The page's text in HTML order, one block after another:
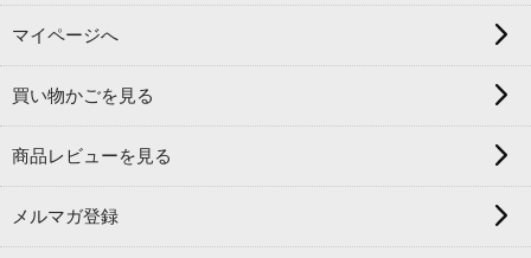
マイページへ
買い物かごを見る
商品レビューを見る
メルマガ登録